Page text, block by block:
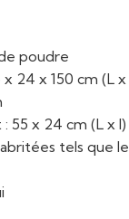
poudre
24 x 150 cm (L x
55 x 24 cm (L x l)
tels que